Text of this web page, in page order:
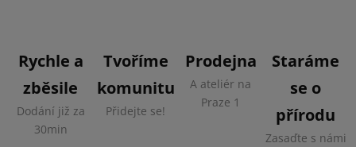
Rychle a
zběsile
Dodání již za
30min
Tvoříme
komunitu
Přidejte se!
Prodejna
A ateliér na
Praze 1
Staráme
se o
přírodu
Zasaďte s námi